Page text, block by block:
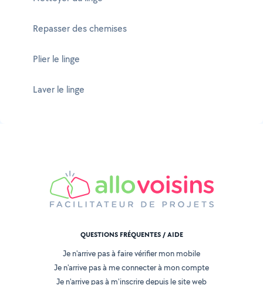
Repasser des chemises
Plier le linge
Laver le linge
QUESTIONS FRÉQUENTES / AIDE
Je n'arrive pas à faire vérifier mon mobile
Je n'arrive pas à me connecter à mon compte
Je n'arrive pas à m'inscrire depuis le site web